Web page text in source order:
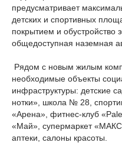
предусматривает
детских и спортивных
покрытием и обустройство
общедоступная наземная
Рядом с новым жилым
необходимые объекты
инфраструктуры: детские
нотки», школа № 28,
«Арена», фитнес-клуб
«Май», супермаркет
аптеки, салоны красоты.